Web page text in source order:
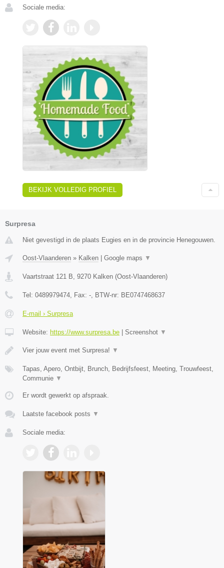
Sociale media:
BEKIJK VOLLEDIG PROFIEL
Surpresa
Niet gevestigd in de plaats Eugies en in de provincie Henegouwen.
Oost-Vlaanderen » Kalken Google maps ▼
Vaartstraat 121 B, 9270 Kalken (Oost-Vlaanderen)
Tel: 0489979474, Fax: -, BTW-nr: BE0747468637
E-mail › Surpresa
Website: https://www.surpresa.be Screenshot ▼
Vier jouw event met Surpresa! ▼
Tapas, Apero, Ontbijt, Brunch, Bedrijfsfeest, Meeting, Trouwfeest,
Communie ▼
Er wordt gewerkt op afspraak.
Laatste facebook posts ▼
Sociale media: